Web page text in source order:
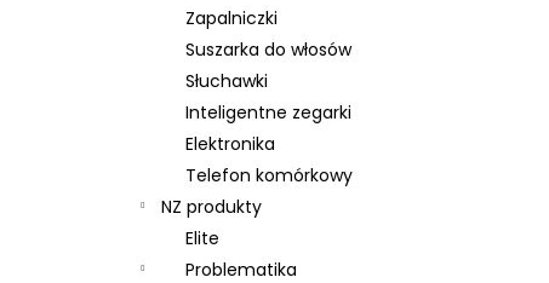
Zapalniczki
Suszarka do włosów
Słuchawki
Inteligentne zegarki
Elektronika
Telefon komórkowy
NZ produkty
Elite
Problematika